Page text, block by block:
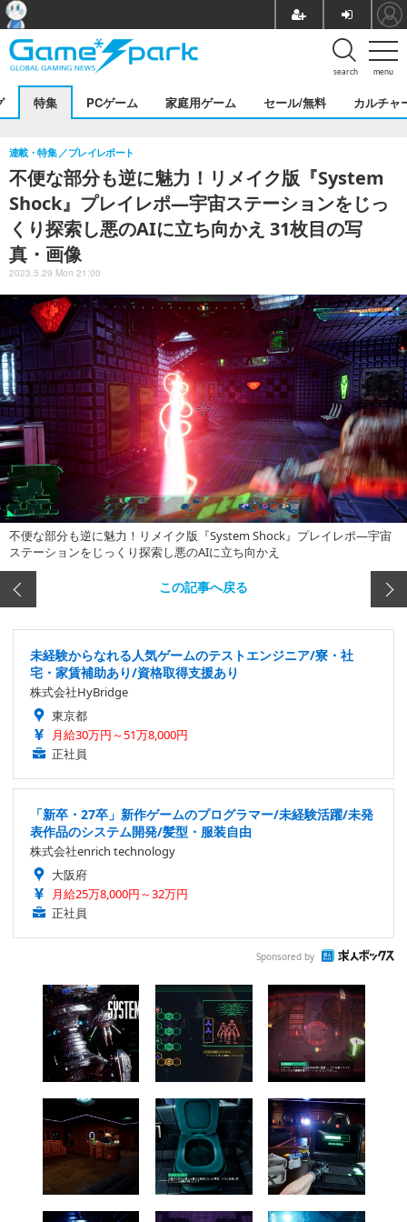
menu
search
特集 PCゲーム 家庭用ゲーム セール/無料 カルチャ
不便な部分も逆に魅力！リメイク版『System
Shock』プレイレポ―宇宙ステーションをじっ
くり探索し悪のAIに立ち向かえ 31枚目の写
真・画像
連載・特集 プレイレポート
2023.5.29 Mon 21:00
不便な部分も逆に魅力！リメイク版『System Shock』プレイレポ―宇宙
ステーションをじっくり探索し悪のAIに立ち向かえ
この記事へ戻る
未経験からなれる人気ゲームのテストエンジニア/寮・社
宅・家賃補助あり/資格取得支援あり
株式会社HyBridge
東京都
月給30万円～51万8,000円
正社員
「新卒・27卒」新作ゲームのプログラマー/未経験活躍/未発
表作品のシステム開発/髪型・服装自由
株式会社enrich technology
大阪府
月給25万8,000円～32万円
正社員
Sponsored by